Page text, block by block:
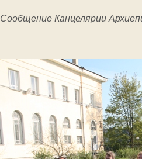
Сообщение Канцелярии